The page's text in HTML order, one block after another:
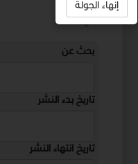
استمع
بحث عن
تاريخ بدء النشر
تاريخ انتهاء النشر
إنهاء الجولة